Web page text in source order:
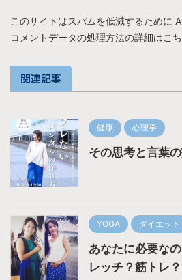
このサイトはスパムを低減するために
コメントデータの処理方法の詳細はこ
関連記事
健康 心理学
その思考と言葉
YOGA ダイエット
あなたに必要な
レッチ？筋トレ？